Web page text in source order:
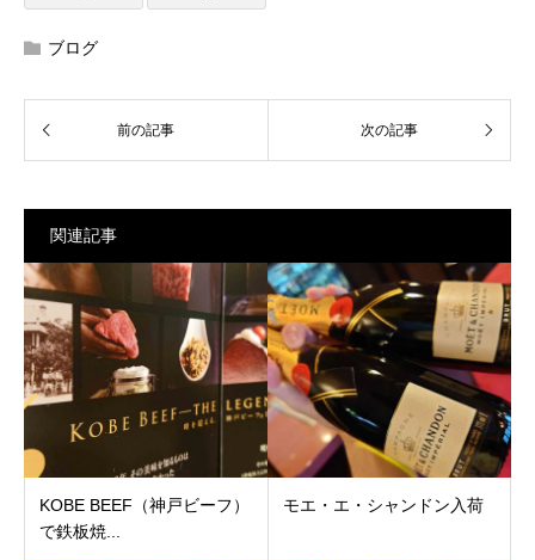
ブログ
関連記事
KOBE BEEF（神戸ビーフ）
で鉄板焼...
モエ・エ・シャンドン入荷